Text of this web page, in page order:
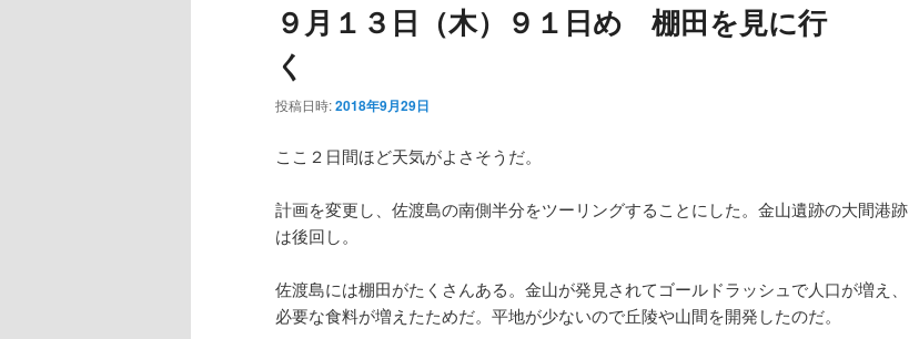
９月１３日（木）９１日め 棚田を見に行
く
投稿日時:2018年9月29日
ここ２日間ほど天気がよさそうだ。
計画を変更し、佐渡島の南側半分をツーリングすることにした。金山遺跡の大間港跡
は後回し。
佐渡島には棚田がたくさんある。金山が発見されてゴールドラッシュで人口が増え、
必要な食料が増えたためだ。平地が少ないので丘陵や山間を開発したのだ。